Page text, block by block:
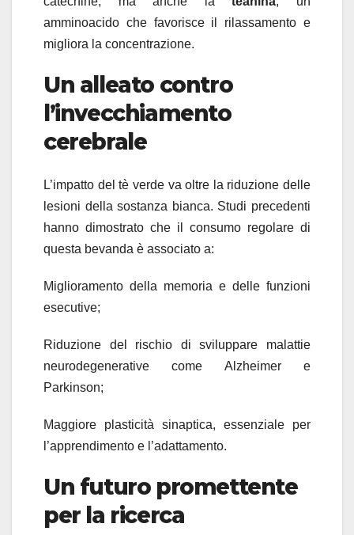
amminoacido che favorisce il rilassamento e
migliora la concentrazione.
Un alleato contro
l’invecchiamento
cerebrale
L’impatto del tè verde va oltre la riduzione delle
lesioni della sostanza bianca. Studi precedenti
hanno dimostrato che il consumo regolare di
questa bevanda è associato a:
Miglioramento della memoria e delle funzioni
esecutive;
Riduzione del rischio di sviluppare malattie
neurodegenerative come Alzheimer e
Parkinson;
Maggiore plasticità sinaptica, essenziale per
l’apprendimento e l’adattamento.
Un futuro promettente
per la ricerca